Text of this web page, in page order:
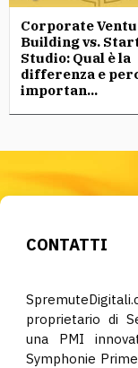
Corporate
Building vs.
Studio: Qual è la
differenza e
importan...
CONTATTI
proprietario di
una PMI
Symphonie